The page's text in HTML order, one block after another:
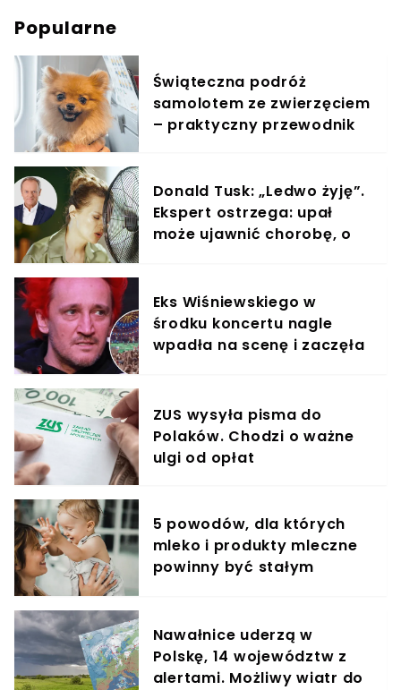
Popularne
Świąteczna podróż
samolotem ze zwierzęciem
– praktyczny przewodnik
Donald Tusk: „Ledwo żyję”.
Ekspert ostrzega: upał
może ujawnić chorobę, o
Eks Wiśniewskiego w
środku koncertu nagle
wpadła na scenę i zaczęła
ZUS wysyła pisma do
Polaków. Chodzi o ważne
ulgi od opłat
5 powodów, dla których
mleko i produkty mleczne
powinny być stałym
Nawałnice uderzą w
Polskę, 14 województw z
alertami. Możliwy wiatr do